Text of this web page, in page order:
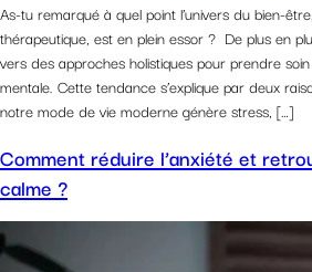
As-tu remarqué à quel point l’univers du bien-
thérapeutique, est en plein essor ? De plus en
vers des approches holistiques pour prendre
mentale. Cette tendance s’explique par deux
notre mode de vie moderne génère stress, […]
Comment réduire l’anxiété et
calme ?